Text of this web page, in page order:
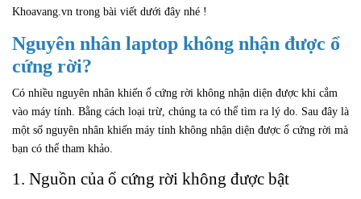
Khoavang.vn trong bài viết dưới đây nhé !
Nguyên nhân laptop không nhận được ổ
cứng rời?
Có nhiều nguyên nhân khiến ổ cứng rời không nhận diện được khi cắm
vào máy tính. Bằng cách loại trừ, chúng ta có thể tìm ra lý do. Sau đây là
một số nguyên nhân khiến máy tính không nhận diện được ổ cứng rời mà
bạn có thể tham khảo.
1. Nguồn của ổ cứng rời không được bật